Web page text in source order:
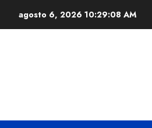
agosto 6, 2026 10:29:09 AM